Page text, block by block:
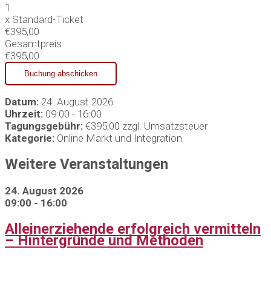
1
x Standard-Ticket
€395,00
Gesamtpreis
€395,00
Datum: 24. August 2026
Uhrzeit: 09:00 - 16:00
Tagungsgebühr: €395,00 zzgl. Umsatzsteuer
Kategorie: Online Markt und Integration
Weitere Veranstaltungen
24. August 2026
09:00 - 16:00
Alleinerziehende erfolgreich vermitteln
– Hintergründe und Methoden